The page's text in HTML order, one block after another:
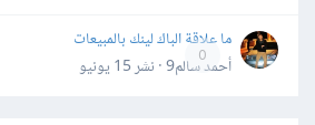
0
ما علاقة الباك لينك بالمبيعات
أحمد سالم9 · نشر
15 يونيو